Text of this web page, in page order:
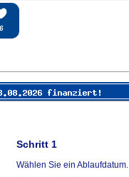
Schritt 1
Wählen Sie ein Ablaufdatum.